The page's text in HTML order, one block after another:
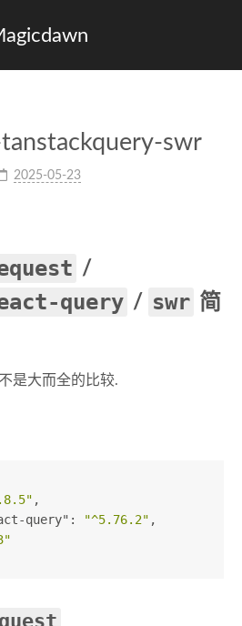
swr
2025-05-23
/
query / swr 简
是大而全的比较.
,
query" : "^5.76.2" ,